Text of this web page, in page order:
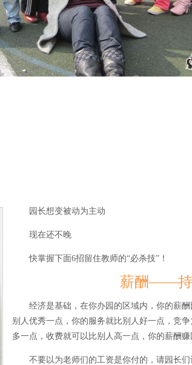
园长想变被动为主动
现在还不晚
快掌握下面6招留住教师的“必杀技”！
薪酬——持
经济是基础，在你办园的区域内，你的薪
别人优秀一点，你的服务就比别人好一点，竞
多一点，收费就可以比别人高一点，你的薪酬赚
不要以为老师们的工资是你付的，请园长